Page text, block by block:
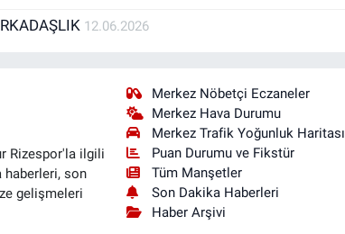
12.06.2026
Rizespor'la ilgili
son
gelişmeleri
Merkez Nöbetçi Eczaneler
Merkez Hava Durumu
Merkez Trafik Yoğunluk Haritası
Puan Durumu ve Fikstür
Tüm Manşetler
Son Dakika Haberleri
Haber Arşivi